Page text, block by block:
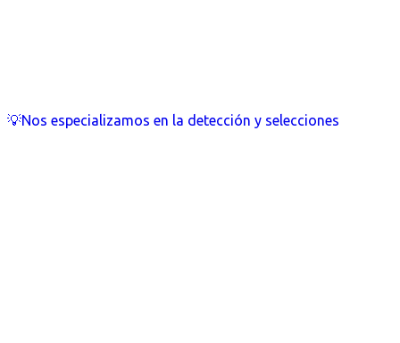
💡Nos especializamos en la detección y selecciones